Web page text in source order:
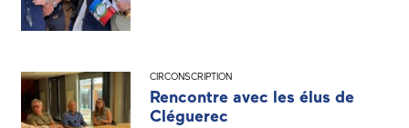
CIRCONSCRIPTION
Rencontre avec les élus de
Cléguerec